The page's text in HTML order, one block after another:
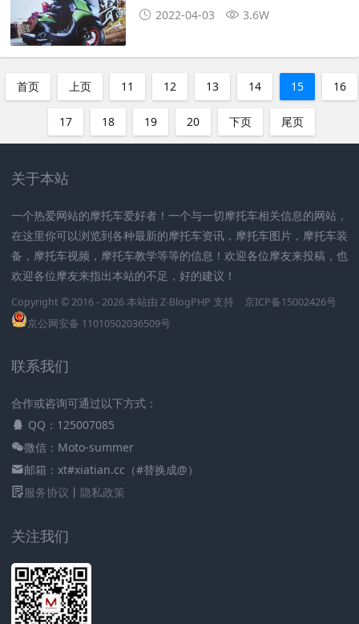
2022-04-03 3.6W
首页 上页 11 12 13 14 15 16
17 18 19 20 下页 尾页
关于本站
一个热爱网站的摩托车爱好者！一个与一切摩托车相关信息的网站，
在这里你可以浏览到各种最新的摩托车资讯，摩托车图片，摩托车装
备，摩托车视频，摩托车教学等等的信息！欢迎各位摩友来投稿，也
欢迎各位摩友来指出本站的不足，好的建议！
Copyright © 2016 - 2026 本站由 Z-BlogPHP 支持
京ICP备15002426号
京公网安备 11010502036509号
联系我们
合作或咨询可通过以下方式：
QQ：125007085
微信：Moto-summer
邮箱：xt#xiatian.cc（#替换成@）
服务协议 丨 隐私政策
关注我们